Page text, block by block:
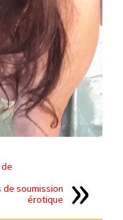
de soumission
érotique